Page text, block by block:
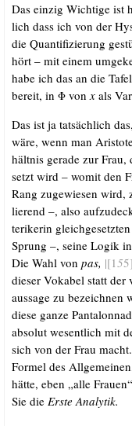
Das ein­zig Wich­ti­ge ist
lich dass ich von der
die Quan­ti­fi­zie­rung
hört – mit einem
habe ich das an die
bereit, in Φ vonxals
Das ist ja tat­säch­lich
wäre, wenn man
hält­nis gera­de zur
setzt wird – womit den
Rang zuge­wie­sen
lie­rend –, also
te­ri­ke­rin
Sprung –, sei­ne Logik
Die Wahl von pas, |[155]
die­ser Voka­bel statt der
aus­sa­ge zu bezeich­nen
die­se gan­ze
abso­lut wesent­lich mit
sich von der Frau
For­mel des
hät­te, eben „alle
Sie die Ers­te Analytik.